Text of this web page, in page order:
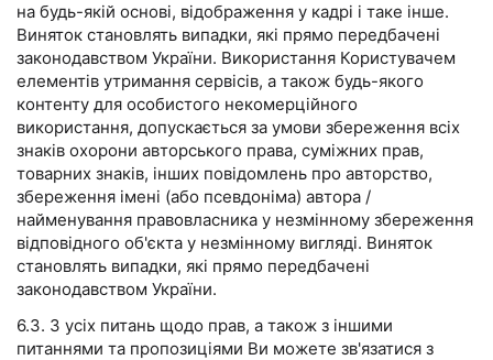
на будь-якій основі, відображення у кадрі і таке інше.
Виняток становлять випадки, які прямо передбачені
законодавством України. Використання Користувачем
елементів утримання сервісів, а також будь-якого
контенту для особистого некомерційного
використання, допускається за умови збереження всіх
знаків охорони авторського права, суміжних прав,
товарних знаків, інших повідомлень про авторство,
збереження імені (або псевдоніма) автора /
найменування правовласника у незмінному збереження
відповідного об'єкта у незмінному вигляді. Виняток
становлять випадки, які прямо передбачені
законодавством України.
6.3. З усіх питань щодо прав, а також з іншими
питаннями та пропозиціями Ви можете зв'язатися з